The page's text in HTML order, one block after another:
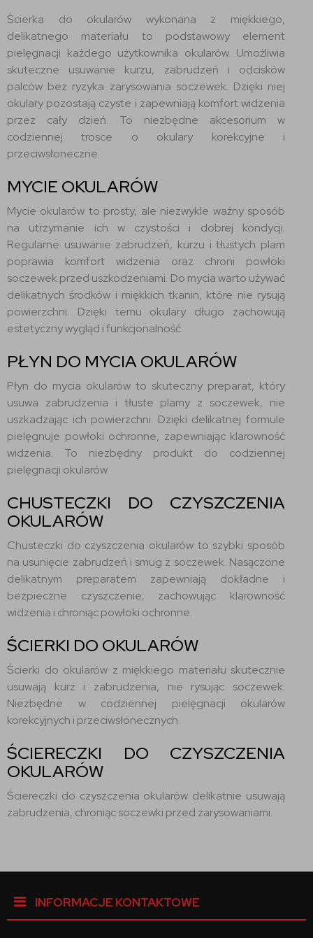
Ścierka do okularów wykonana z miękkiego,
delikatnego materiału to podstawowy element
pielęgnacji każdego użytkownika okularów. Umożliwia
skuteczne usuwanie kurzu, zabrudzeń i odcisków
palców bez ryzyka zarysowania soczewek. Dzięki niej
okulary pozostają czyste i zapewniają komfort widzenia
przez cały dzień. To niezbędne akcesorium w
codziennej trosce o okulary korekcyjne i
przeciwsłoneczne.
MYCIE OKULARÓW
Mycie okularów to prosty, ale niezwykle ważny sposób
na utrzymanie ich w czystości i dobrej kondycji.
Regularne usuwanie zabrudzeń, kurzu i tłustych plam
poprawia komfort widzenia oraz chroni powłoki
soczewek przed uszkodzeniami. Do mycia warto używać
delikatnych środków i miękkich tkanin, które nie rysują
powierzchni. Dzięki temu okulary długo zachowują
estetyczny wygląd i funkcjonalność.
PŁYN DO MYCIA OKULARÓW
Płyn do mycia okularów to skuteczny preparat, który
usuwa zabrudzenia i tłuste plamy z soczewek, nie
uszkadzając ich powierzchni. Dzięki delikatnej formule
pielęgnuje powłoki ochronne, zapewniając klarowność
widzenia. To niezbędny produkt do codziennej
pielęgnacji okularów.
CHUSTECZKI DO CZYSZCZENIA
OKULARÓW
Chusteczki do czyszczenia okularów to szybki sposób
na usunięcie zabrudzeń i smug z soczewek. Nasączone
delikatnym preparatem zapewniają dokładne i
bezpieczne czyszczenie, zachowując klarowność
widzenia i chroniąc powłoki ochronne.
ŚCIERKI DO OKULARÓW
Ścierki do okularów z miękkiego materiału skutecznie
usuwają kurz i zabrudzenia, nie rysując soczewek.
Niezbędne w codziennej pielęgnacji okularów
korekcyjnych i przeciwsłonecznych.
ŚCIERECZKI DO CZYSZCZENIA
OKULARÓW
Ściereczki do czyszczenia okularów delikatnie usuwają
zabrudzenia, chroniąc soczewki przed zarysowaniami.
INFORMACJE KONTAKTOWE